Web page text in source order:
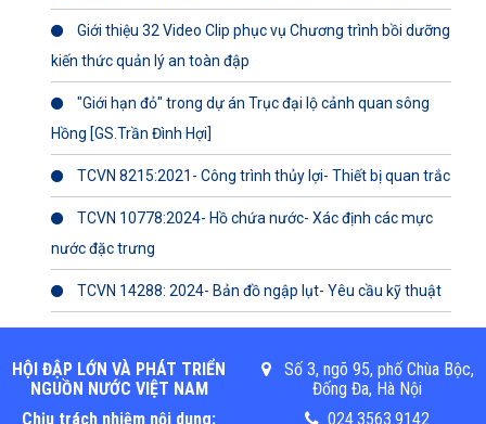
Giới thiệu 32 Video Clip phục vụ Chương trình bồi dưỡng
kiến thức quản lý an toàn đập
"Giới hạn đỏ" trong dự án Trục đại lộ cảnh quan sông
Hồng [GS.Trần Đình Hợi]
TCVN 8215:2021- Công trình thủy lợi- Thiết bị quan trắc
TCVN 10778:2024- Hồ chứa nước- Xác định các mực
nước đặc trưng
TCVN 14288: 2024- Bản đồ ngập lụt- Yêu cầu kỹ thuật
HỘI ĐẬP LỚN VÀ PHÁT TRIỂN
NGUỒN NƯỚC VIỆT NAM
Chịu trách nhiệm nội dung:
Số 3, ngõ 95, phố Chùa Bộc,
Đống Đa, Hà Nội
024.3563.9142